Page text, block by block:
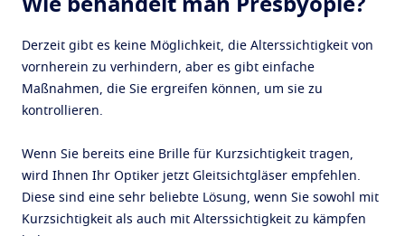
Wie behandelt man Presbyopie?
Derzeit gibt es keine Möglichkeit, die Alterssichtigkeit von
vornherein zu verhindern, aber es gibt einfache
Maßnahmen, die Sie ergreifen können, um sie zu
kontrollieren.
Wenn Sie bereits eine Brille für Kurzsichtigkeit tragen,
wird Ihnen Ihr Optiker jetzt Gleitsichtgläser empfehlen.
Diese sind eine sehr beliebte Lösung, wenn Sie sowohl mit
Kurzsichtigkeit als auch mit Alterssichtigkeit zu kämpfen